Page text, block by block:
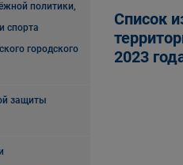
политики,
спорта
городского
защиты
Список
2023